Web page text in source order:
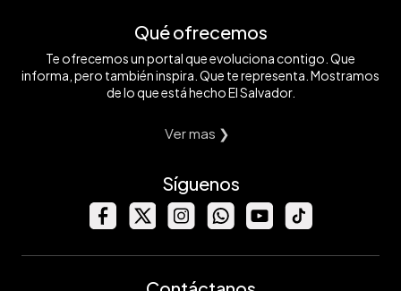
Qué ofrecemos
Te ofrecemos un portal que evoluciona contigo. Que
informa, pero también inspira. Que te representa. Mostramos
de lo que está hecho El Salvador.
Ver mas ❯
Síguenos